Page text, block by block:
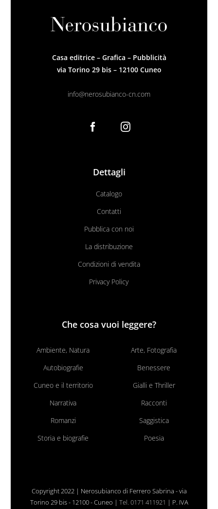
Casa editrice – Grafica – Pubblicità
via Torino 29 bis – 12100 Cuneo
info@nerosubianco-cn.com
Dettagli
Catalogo
Contatti
Pubblica con noi
La distribuzione
Condizioni di vendita
Privacy Policy
Che cosa vuoi leggere?
Ambiente, Natura
Arte, Fotografia
Autobiografie
Benessere
Cuneo e il territorio
Gialli e Thriller
Narrativa
Racconti
Romanzi
Saggistica
Storia e biografie
Poesia
Copyright 2022 | Nerosubianco di Ferrero Sabrina - via
Torino 29 bis - 12100 - Cuneo | Tel. 0171 411921 | P. IVA